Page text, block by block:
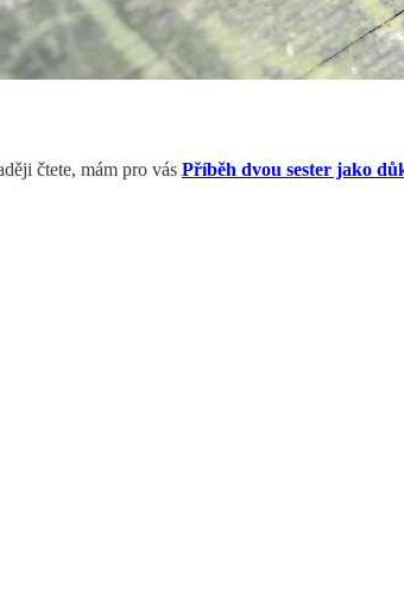
čtete, mám pro vás Příběh dvou sester jako